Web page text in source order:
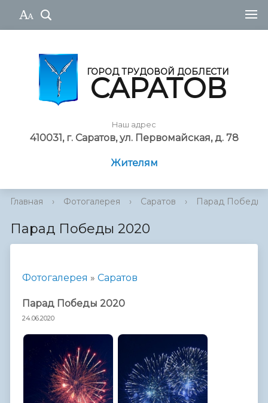
ГОРОД ТРУДОВОЙ ДОБЛЕСТИ
САРАТОВ
Наш адрес
410031, г. Саратов, ул. Первомайская, д. 78
Жителям
Главная › Фотогалерея › Саратов › Парад Победы
Парад Победы 2020
Фотогалерея » Саратов
Парад Победы 2020
24.06.2020